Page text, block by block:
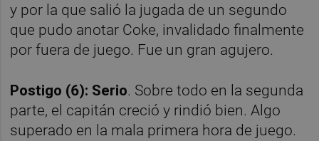
y por la que salió la jugada de un segundo
que pudo anotar Coke, invalidado finalmente
por fuera de juego. Fue un gran agujero.
Postigo (6): Serio. Sobre todo en la segunda
parte, el capitán creció y rindió bien. Algo
superado en la mala primera hora de juego.